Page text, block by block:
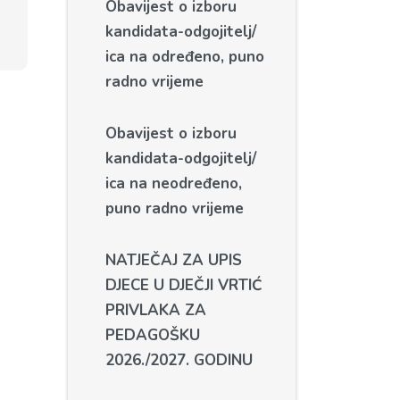
Obavijest o izboru
kandidata-odgojitelj/
ica na određeno, puno
radno vrijeme
Obavijest o izboru
kandidata-odgojitelj/
ica na neodređeno,
puno radno vrijeme
NATJEČAJ ZA UPIS
DJECE U DJEČJI VRTIĆ
PRIVLAKA ZA
PEDAGOŠKU
2026./2027. GODINU